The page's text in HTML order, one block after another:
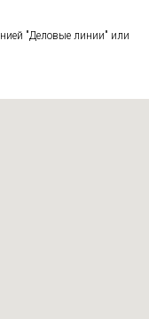
"Деловые линии" или